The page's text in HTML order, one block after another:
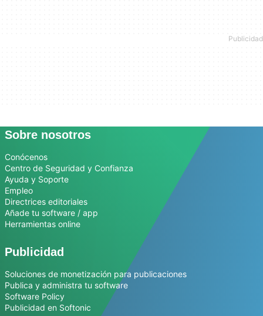
Sobre nosotros
Conócenos
Centro de Seguridad y Confianza
Ayuda y Soporte
Empleo
Directrices editoriales
Añade tu software / app
Herramientas online
Publicidad
Soluciones de monetización para publicaciones
Publica y administra tu software
Software Policy
Publicidad en Softonic